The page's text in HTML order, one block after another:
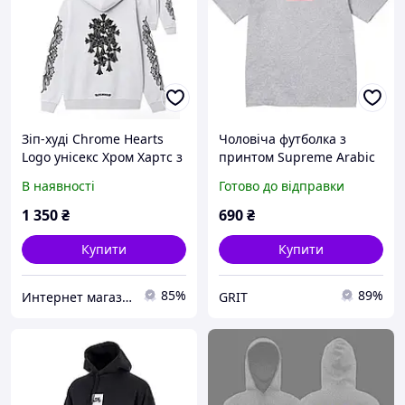
Зіп-худі Chrome Hearts
Logo унісекс Хром Хартс з
лонгслів сіра
В наявності
1 350₴
Купити
Интернет магазин Dr Style 85%
Чоловіча футболка з
принтом Supreme Arabic
унісекс, XS
Готово до відправки
690₴
Купити
GRIT 89%